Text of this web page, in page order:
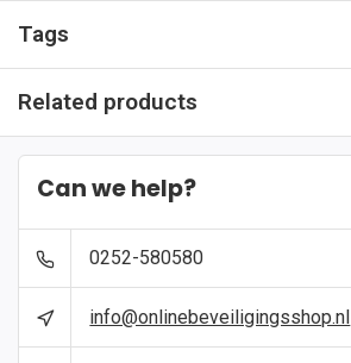
Tags
Related products
Can we help?
0252-580580
info@onlinebeveiligingsshop.nl